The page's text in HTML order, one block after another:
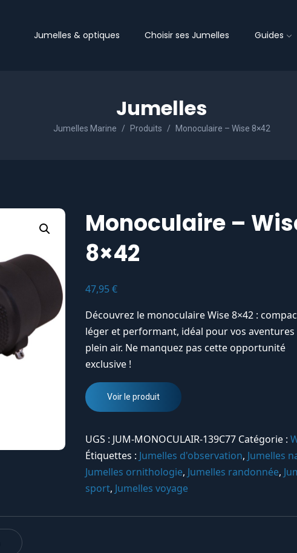
Jumelles & optiques Choisir ses Jumelles Guides
Jumelles
Jumelles Marine Produits Monoculaire – Wise 8×42
Monoculaire –
8×42
47,95€
Découvrez le monoculaire Wise 8×42 :
léger et performant, idéal pour vos aventures
plein air. Ne manquez pas cette opportunité
exclusive !
Voir le produit
UGS : JUM-MONOCULAIR-139C77 Catégorie :
Étiquettes : Jumelles d'observation, Jumelles
Jumelles ornithologie, Jumelles randonnée,
sport, Jumelles voyage